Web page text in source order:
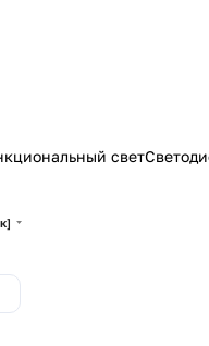
свет